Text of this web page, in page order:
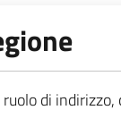
di